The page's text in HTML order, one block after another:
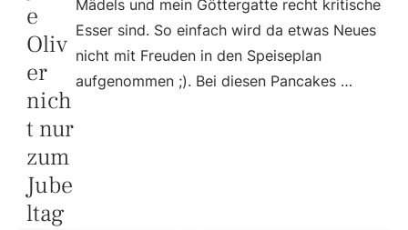
e
Oliv
er
nich
t nur
zum
Jube
ltag
Mädels und mein Göttergatte recht kritische
Esser sind. So einfach wird da etwas Neues
nicht mit Freuden in den Speiseplan
aufgenommen ;). Bei diesen Pancakes …